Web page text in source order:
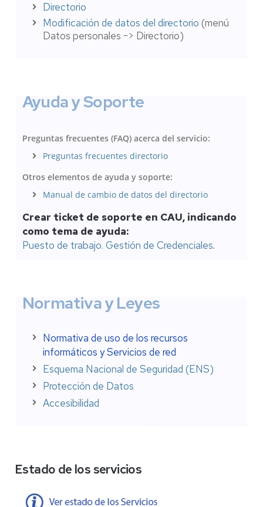
Directorio
Modificación de datos del directorio (menú
Datos personales -> Directorio)
Ayuda y Soporte
Preguntas frecuentes (FAQ) acerca del servicio:
Preguntas frecuentes directorio
Otros elementos de ayuda y soporte:
Manual de cambio de datos del directorio
Crear ticket de soporte en CAU, indicando
como tema de ayuda:
Puesto de trabajo. Gestión de Credenciales.
Normativa y Leyes
Normativa de uso de los recursos
informáticos y Servicios de red
Esquema Nacional de Seguridad (ENS)
Protección de Datos
Accesibilidad
Estado de los servicios